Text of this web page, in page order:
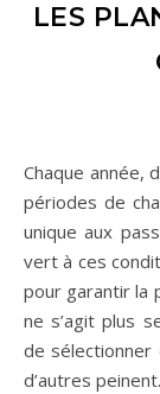
LES
Chaque année, de plus en plus de régions connaissent des
périodes de
unique aux
vert à ces
pour garantir la
ne s’agit plus
de sélectionner
d’autres peinent.